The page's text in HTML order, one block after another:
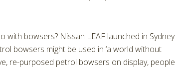
bowsers? Nissan LEAF launched in Sydney
bowsers might be used in ‘a world without
re-purposed petrol bowsers on display, people